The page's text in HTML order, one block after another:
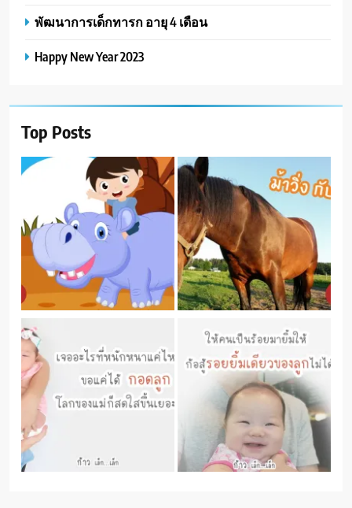
พัฒนาการเด็กทารก อายุ 4 เดือน
Happy New Year 2023
Top Posts